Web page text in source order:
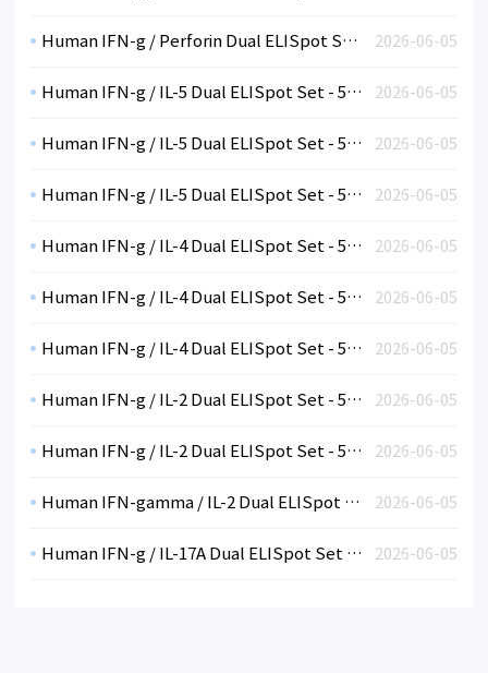
2026-06-05
Human IFN-g / Perforin Dual ELISpot Set - 5x96 tests (plates not included)
2026-06-05
Human IFN-g / IL-5 Dual ELISpot Set - 5x96 tests (sterile plates)
2026-06-05
Human IFN-g / IL-5 Dual ELISpot Set - 5x96 tests (non-sterile plates)
2026-06-05
Human IFN-g / IL-5 Dual ELISpot Set - 5x96 tests (plates not included)
2026-06-05
Human IFN-g / IL-4 Dual ELISpot Set - 5x96 tests (sterile plates)
2026-06-05
Human IFN-g / IL-4 Dual ELISpot Set - 5x96 tests (non-sterile plates)
2026-06-05
Human IFN-g / IL-4 Dual ELISpot Set - 5x96 tests (plates not included)
2026-06-05
Human IFN-g / IL-2 Dual ELISpot Set - 5x96 tests (sterile plates)
2026-06-05
Human IFN-g / IL-2 Dual ELISpot Set - 5x96 tests (non-sterile plates)
2026-06-05
Human IFN-gamma / IL-2 Dual ELISpot Set - 5x96 tests (plates not included)
2026-06-05
Human IFN-g / IL-17A Dual ELISpot Set - 5x96 tests (sterile plates)